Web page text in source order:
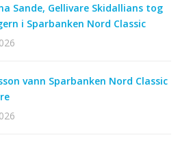
Sande, Gellivare Skidallians tog
i Sparbanken Nord Classic
vann Sparbanken Nord Classic